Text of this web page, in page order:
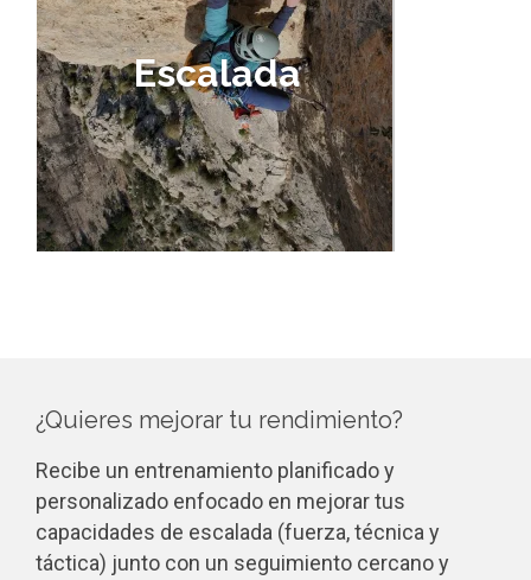
Escalada
¿Quieres mejorar tu rendimiento?
Recibe un entrenamiento planificado y
personalizado enfocado en mejorar tus
capacidades de escalada (fuerza, técnica y
táctica) junto con un seguimiento cercano y